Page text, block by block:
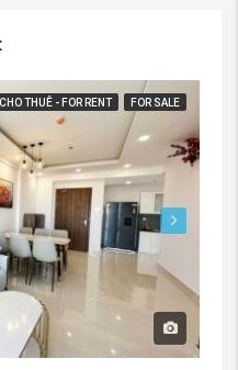
CHO THUÊ - FOR RENT FOR SALE